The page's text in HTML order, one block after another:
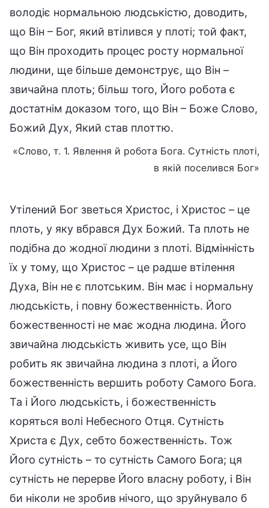
володіє нормальною людськістю, доводить,
що Він – Бог, який втілився у плоті; той факт,
що Він проходить процес росту нормальної
людини, ще більше демонструє, що Він –
звичайна плоть; більш того, Його робота є
достатнім доказом того, що Він – Боже Слово,
Божий Дух, Який став плоттю.
«Слово, т. 1. Явлення й робота Бога. Сутність плоті,
в якій поселився Бог»
Утілений Бог зветься Христос, і Христос – це
плоть, у яку вбрався Дух Божий. Та плоть не
подібна до жодної людини з плоті. Відмінність
їх у тому, що Христос – це радше втілення
Духа, Він не є плотським. Він має і нормальну
людськість, і повну божественність. Його
божественності не має жодна людина. Його
звичайна людськість живить усе, що Він
робить як звичайна людина з плоті, а Його
божественність вершить роботу Самого Бога.
Та і Його людськість, і божественність
коряться волі Небесного Отця. Сутність
Христа є Дух, себто божественність. Тож
Його сутність – то сутність Самого Бога; ця
сутність не перерве Його власну роботу, і Він
би ніколи не зробив нічого, що зруйнувало б